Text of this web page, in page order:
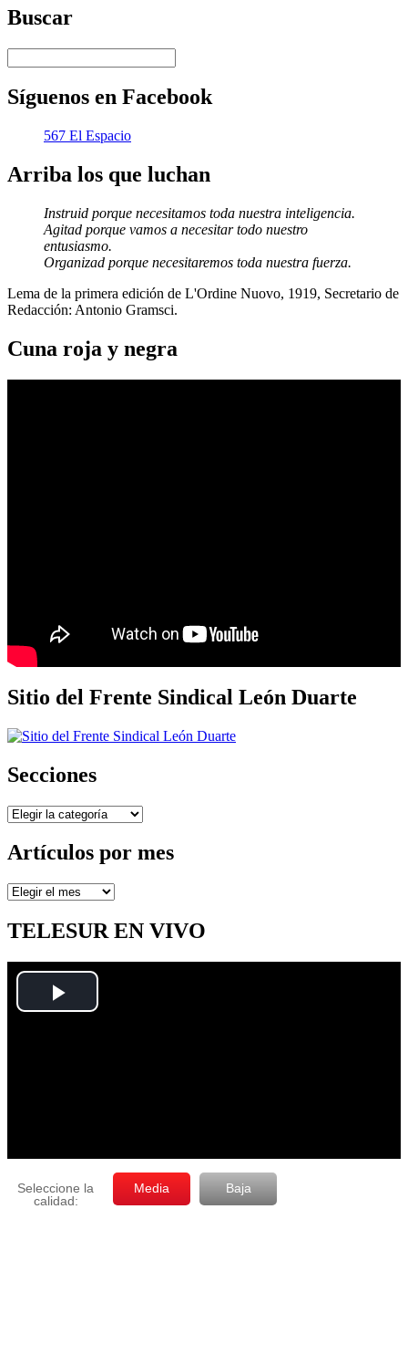
Buscar
Síguenos en Facebook
567 El Espacio
Arriba los que luchan
Instruid porque necesitamos toda nuestra inteligencia.
Agitad porque vamos a necesitar todo nuestro
entusiasmo.
Organizad porque necesitaremos toda nuestra fuerza.
Lema de la primera edición de L'Ordine Nuovo, 1919, Secretario de
Redacción: Antonio Gramsci.
Cuna roja y negra
Sitio del Frente Sindical León Duarte
Secciones
Secciones
Artículos por mes
Artículos
mes
TELESUR EN VIVO